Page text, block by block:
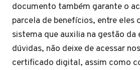
documento também garante o
parcela de benefícios, entre eles
sistema que auxilia na gestão da
dúvidas, não deixe de acessar
certificado digital, assim como